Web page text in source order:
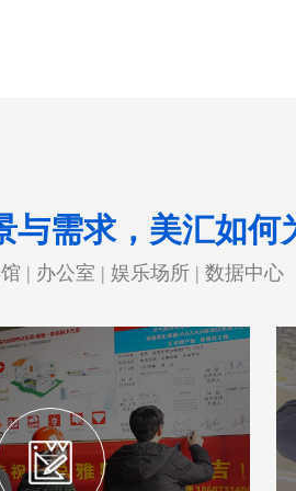
与需求，美汇如何
| 办公室 | 娱乐场所 | 数据中心